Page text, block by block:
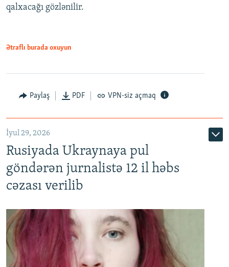
qalxacağı gözlənilir.
Ətraflı burada oxuyun
Paylaş PDF VPN-siz açmaq
İyul 29, 2026
Rusiyada Ukraynaya pul
göndərən jurnalistə 12 il həbs
cəzası verilib